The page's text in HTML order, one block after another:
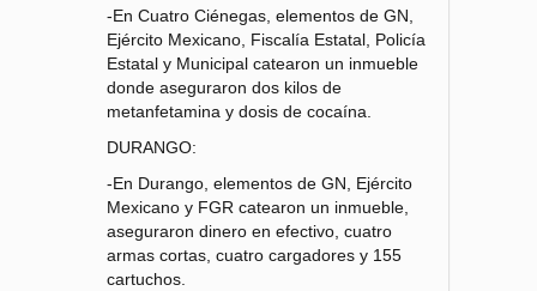
-En Cuatro Ciénegas, elementos de GN,
Ejército Mexicano, Fiscalía Estatal, Policía
Estatal y Municipal catearon un inmueble
donde aseguraron dos kilos de
metanfetamina y dosis de cocaína.
DURANGO:
-En Durango, elementos de GN, Ejército
Mexicano y FGR catearon un inmueble,
aseguraron dinero en efectivo, cuatro
armas cortas, cuatro cargadores y 155
cartuchos.